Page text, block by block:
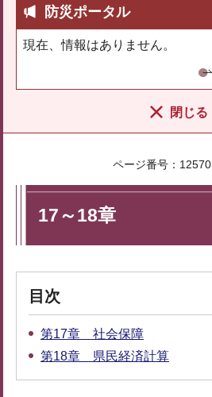
防災ポータル
現在、情報はありません。
閉じる
ページ番号：12570
17～18章
目次
第17章 社会保障
第18章 県民経済計算